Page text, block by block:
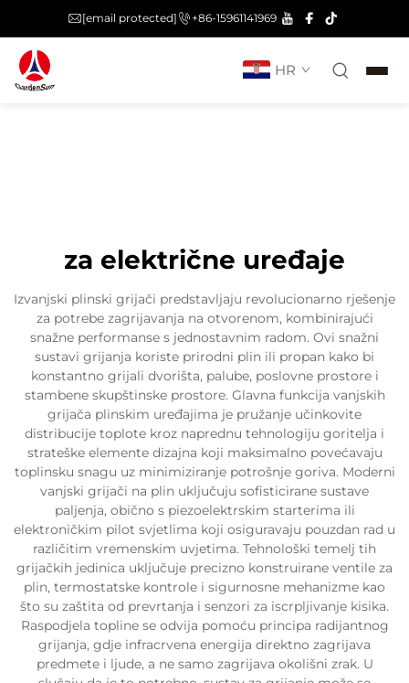
[email protected] +86-15961141969
HR
za električne uređaje
Izvanjski plinski grijači predstavljaju revolucionarno rješenje
za potrebe zagrijavanja na otvorenom, kombinirajući
snažne performanse s jednostavnim radom. Ovi snažni
sustavi grijanja koriste prirodni plin ili propan kako bi
konstantno grijali dvorišta, palube, poslovne prostore i
stambene skupštinske prostore. Glavna funkcija vanjskih
grijača plinskim uređajima je pružanje učinkovite
distribucije toplote kroz naprednu tehnologiju goritelja i
strateške elemente dizajna koji maksimalno povećavaju
toplinsku snagu uz minimiziranje potrošnje goriva. Moderni
vanjski grijači na plin uključuju sofisticirane sustave
paljenja, obično s piezoelektrskim starterima ili
elektroničkim pilot svjetlima koji osiguravaju pouzdan rad u
različitim vremenskim uvjetima. Tehnološki temelj tih
grijačkih jedinica uključuje precizno konstruirane ventile za
plin, termostatske kontrole i sigurnosne mehanizme kao
što su zaštita od prevrtanja i senzori za iscrpljivanje kisika.
Raspodjela topline se odvija pomoću principa radijantnog
grijanja, gdje infracrvena energija direktno zagrijava
predmete i ljude, a ne samo zagrijava okolišni zrak. U